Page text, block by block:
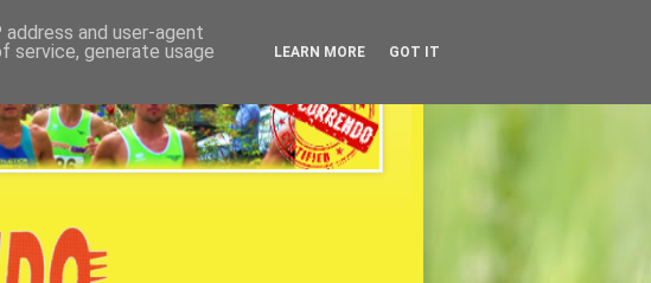
and user-agent
service, generate usage
LEARN MORE GOT IT